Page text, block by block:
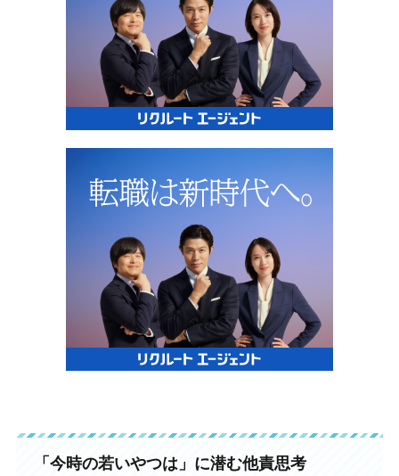
「今時の若いやつは」に潜む他責思考